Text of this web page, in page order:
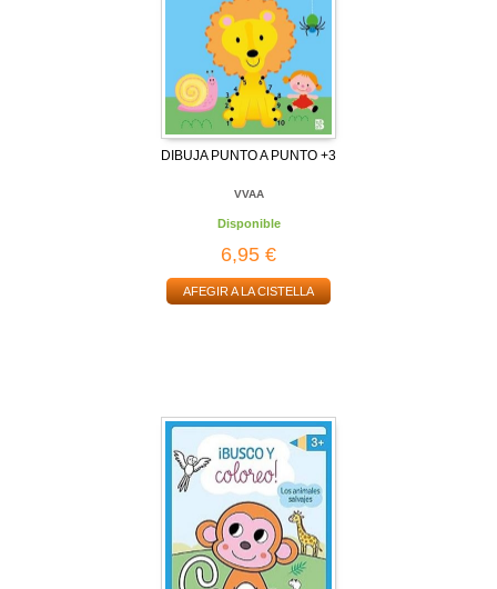
DIBUJA PUNTO A PUNTO +3
VVAA
Disponible
6,95 €
AFEGIR A LA CISTELLA